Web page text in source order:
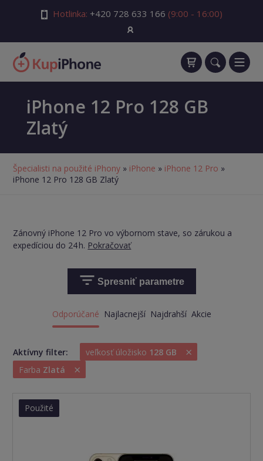
Hotlinka: +420 728 633 166 (9:00 - 16:00)
iPhone 12 Pro 128 GB
Zlatý
Špecialisti na použité iPhony » iPhone » iPhone 12 Pro »
iPhone 12 Pro 128 GB Zlatý
Zánovný iPhone 12 Pro vo výbornom stave, so zárukou a
expedíciou do 24 h. Pokračovať
Spresniť parametre
Odporúčané Najlacnejší Najdrahší Akcie
Aktívny filter: veľkosť úložisko 128 GB ×
Farba Zlatá ×
Použité